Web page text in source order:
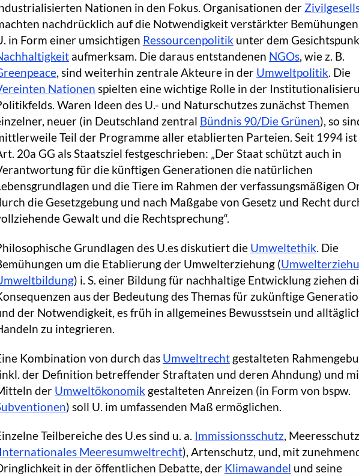
Nationen in den Fokus. Organisationen der
nachdrücklich auf die Notwendigkeit verstärkter
in Form einer umsichtigen Ressourcenpolitikunter dem
aufmerksam. Die daraus entstandenen NGOs, wie z. B.
, sind weiterhin zentrale Akteure in der Umweltpolitik. Die
Nationen spielten eine wichtige Rolle in der
Waren Ideen des U.- und Naturschutzes zunächst Themen
neuer (in Deutschland zentral Bündnis 90/Die Grünen), so
Teil der Programme aller etablierten Parteien. Seit 1994 ist
20a GG als Staatsziel festgeschrieben: „Der Staat schützt auch in
für die künftigen Generationen die natürlichen
und die Tiere im Rahmen der verfassungsmäßigen
die Gesetzgebung und nach Maßgabe von Gesetz und Recht
Gewalt und die Rechtsprechung“.
Grundlagen des U.es diskutiert die Umweltethik. Die
um die Etablierung der Umwelterziehung (
) i. S. einer Bildung für nachhaltige Entwicklung ziehen
aus der Bedeutung des Themas für zukünftige
der Notwendigkeit, es früh in allgemeines Bewusstsein und
zu integrieren.
Kombination von durch das Umweltrechtgestalteten
der Definition betreffender Straftaten und deren Ahndung) und
der Umweltökonomik gestalteten Anreizen (in Form von bspw.
) soll U. im umfassenden Maß ermöglichen.
Teilbereiche des U.es sind u. a. Immissionsschutz, Meeresschutz
Internationales Meeresumweltrecht), Artenschutz, und, mit
in der öffentlichen Debatte, der Klimawandel und seine